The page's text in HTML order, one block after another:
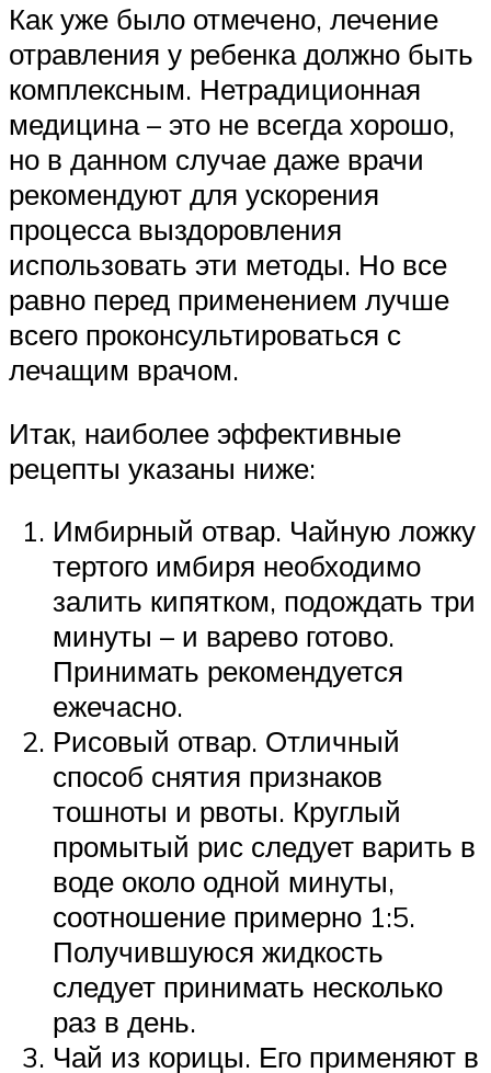
Как уже было отмечено, лечение
отравления у ребенка должно быть
комплексным. Нетрадиционная
медицина – это не всегда хорошо,
но в данном случае даже врачи
рекомендуют для ускорения
процесса выздоровления
использовать эти методы. Но все
равно перед применением лучше
всего проконсультироваться с
лечащим врачом.
Итак, наиболее эффективные
рецепты указаны ниже:
Имбирный отвар. Чайную ложку
тертого имбиря необходимо
залить кипятком, подождать три
минуты – и варево готово.
Принимать рекомендуется
ежечасно.
Рисовый отвар. Отличный
способ снятия признаков
тошноты и рвоты. Круглый
промытый рис следует варить в
воде около одной минуты,
соотношение примерно 1:5.
Получившуюся жидкость
следует принимать несколько
раз в день.
Чай из корицы. Его применяют в